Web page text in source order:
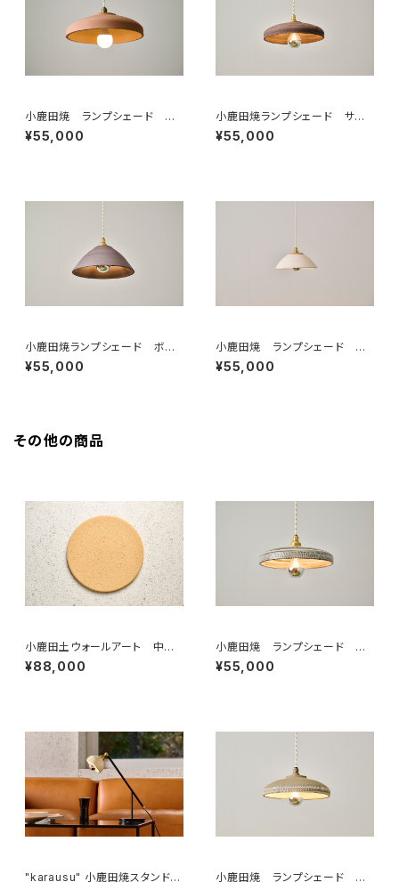
小鹿田焼 ランプシェード 素
焼き ”小鹿田土”
¥55,000
小鹿田焼ランプシェード サ
ビ 焼き締め
¥55,000
小鹿田焼ランプシェード ボウ
ル 焼き締め サビ
¥55,000
小鹿田焼 ランプシェード 素
焼き ”ボウル” トビガンナ
¥55,000
その他の商品
小鹿田土ウォールアート 中塗
りヒビ仕上げ 籾殻１ 直径45c
m
¥88,000
小鹿田焼 ランプシェード 本
焼き
¥55,000
"karausu" 小鹿田焼スタンドラ
小鹿田焼 ランプシェード 焼